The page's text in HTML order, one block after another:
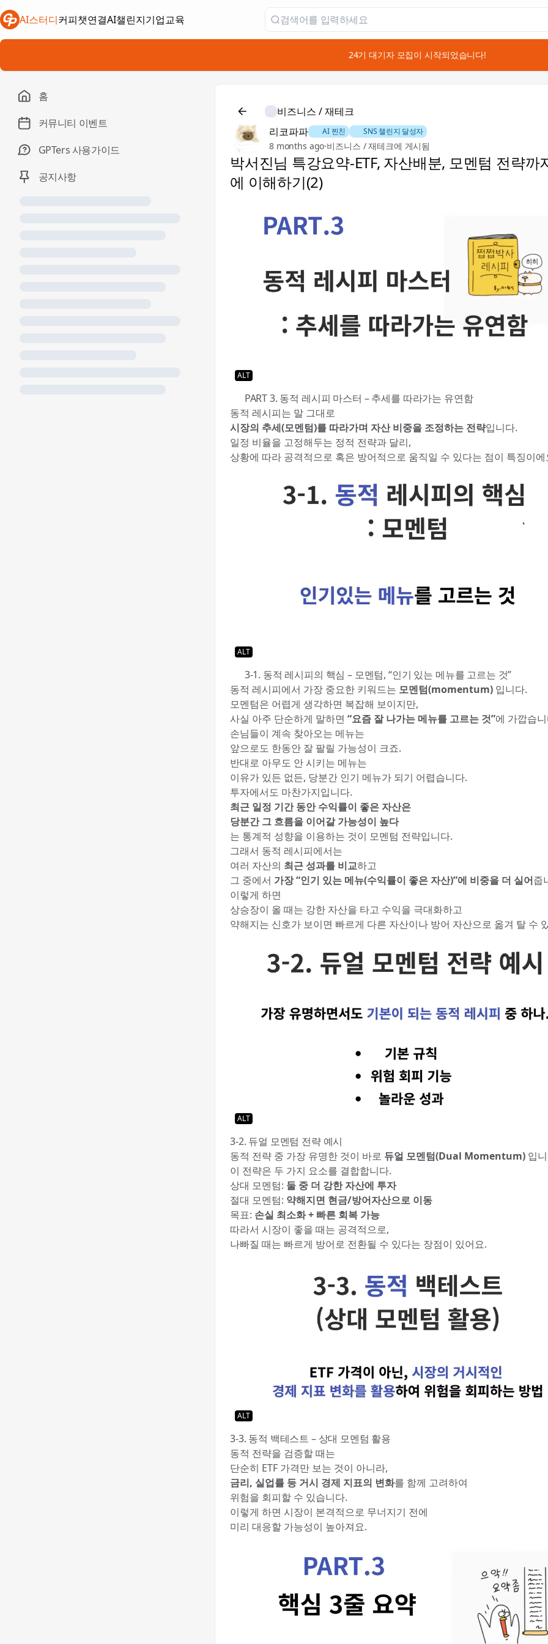
AI스터디커피챗연결
새 탭에서 열림AI챌린지
새 탭에서 열림
기업교육
새 탭에서 열림
📣 24기 대기자 모집이 시작되었습니다!
홈
커뮤니티 이벤트
GPTers 사용가이드
공지사항
비즈니스 / 재테크
리코파파
🐶 AI 찐친 🚀 SNS 챌린지 달성자
8 months ago·비즈니스 / 재테크에 게시됨
박서진님 특강요약-ETF, 자산배분, 모멘텀 전략까
에 이해하기(2)
ALT
🟦 PART 3. 동적 레시피 마스터 – 추세를 따라가는 유연함
동적 레시피는 말 그대로
시장의 추세(모멘텀)를 따라가며 자산 비중을 조정하는 전략입니다.
일정 비율을 고정해두는 정적 전략과 달리,
상황에 따라 공격적으로 혹은 방어적으로 움직일 수 있다는 점이 특징이에
ALT
🟦 3-1. 동적 레시피의 핵심 – 모멘텀, “인기 있는 메뉴를 고르는 것”
동적 레시피에서 가장 중요한 키워드는 모멘텀(momentum) 입니다.
모멘텀은 어렵게 생각하면 복잡해 보이지만,
사실 아주 단순하게 말하면 “요즘 잘 나가는 메뉴를 고르는 것”에 가깝습
손님들이 계속 찾아오는 메뉴는
앞으로도 한동안 잘 팔릴 가능성이 크죠.
반대로 아무도 안 시키는 메뉴는
이유가 있든 없든, 당분간 인기 메뉴가 되기 어렵습니다.
투자에서도 마찬가지입니다.
최근 일정 기간 동안 수익률이 좋은 자산은
당분간 그 흐름을 이어갈 가능성이 높다
는 통계적 성향을 이용하는 것이 모멘텀 전략입니다.
그래서 동적 레시피에서는
여러 자산의 최근 성과를 비교하고
그 중에서 가장 “인기 있는 메뉴(수익률이 좋은 자산)”에 비중을 더 실어줍
이렇게 하면
상승장이 올 때는 강한 자산을 타고 수익을 극대화하고
약해지는 신호가 보이면 빠르게 다른 자산이나 방어 자산으로 옮겨 탈 수
ALT
3-2. 듀얼 모멘텀 전략 예시
동적 전략 중 가장 유명한 것이 바로 듀얼 모멘텀(Dual Momentum) 입
이 전략은 두 가지 요소를 결합합니다.
상대 모멘텀: 둘 중 더 강한 자산에 투자
절대 모멘텀: 약해지면 현금/방어자산으로 이동
목표: 손실 최소화 + 빠른 회복 가능
따라서 시장이 좋을 때는 공격적으로,
나빠질 때는 빠르게 방어로 전환될 수 있다는 장점이 있어요.
ALT
3-3. 동적 백테스트 – 상대 모멘텀 활용
동적 전략을 검증할 때는
단순히 ETF 가격만 보는 것이 아니라,
금리, 실업률 등 거시 경제 지표의 변화를 함께 고려하여
위험을 회피할 수 있습니다.
이렇게 하면 시장이 본격적으로 무너지기 전에
미리 대응할 가능성이 높아져요.